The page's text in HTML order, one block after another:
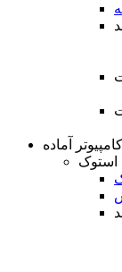
کامپیوتر آماده
استوک